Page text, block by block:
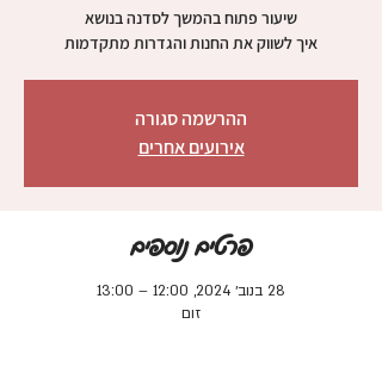
איך לשווק את החנות והגדרות מתקדמות
ההרשמה סגורה
אירועים אחרים
פרטים נוספים
28 בנוב׳ 2024, 12:00 – 13:00
זום